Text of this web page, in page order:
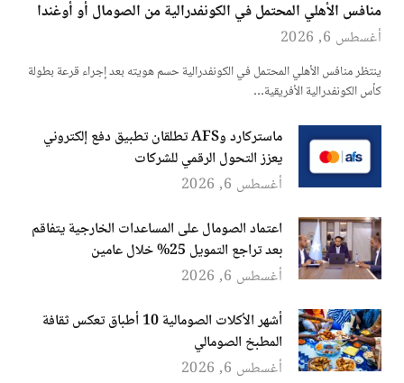
منافس الأهلي المحتمل في الكونفدرالية من الصومال أو أوغندا
أغسطس 6, 2026
ينتظر منافس الأهلي المحتمل في الكونفدرالية حسم هويته بعد إجراء قرعة بطولة
كأس الكونفدرالية الأفريقية…
ماستركارد وAFS تطلقان تطبيق دفع إلكتروني
يعزز التحول الرقمي للشركات
أغسطس 6, 2026
اعتماد الصومال على المساعدات الخارجية يتفاقم
بعد تراجع التمويل 25% خلال عامين
أغسطس 6, 2026
أشهر الأكلات الصومالية 10 أطباق تعكس ثقافة
المطبخ الصومالي
أغسطس 6, 2026